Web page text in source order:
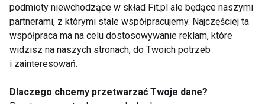
DIETA PROTEINOWA ZDROWE PRZEPISY
DIETA ODCHUDZAJĄCA DIETA DUKANA
DIETA
podmioty niewchodzące w skład Fit.pl ale będące naszymi
partnerami, z którymi stale współpracujemy. Najczęściej ta
współpraca ma na celu dostosowywanie reklam, które
widzisz na naszych stronach, do Twoich potrzeb
i zainteresowań.
Dlaczego chcemy przetwarzać Twoje dane?